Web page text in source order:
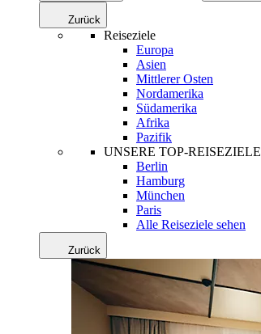
Zurück
Reiseziele
Europa
Asien
Mittlerer Osten
Nordamerika
Südamerika
Afrika
Pazifik
UNSERE TOP-REISEZIELE
Berlin
Hamburg
München
Paris
Alle Reiseziele sehen
Zurück